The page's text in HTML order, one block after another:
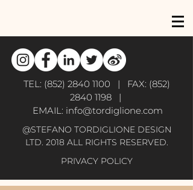
TEL: (852) 2840 1100 | FAX: (852)
2840 1198|
EMAIL: info@tordiglione.com
@STEFANO TORDIGLIONE DESIGN
LTD. 2018 ALL RIGHTS RESERVED.
PRIVACY POLICY